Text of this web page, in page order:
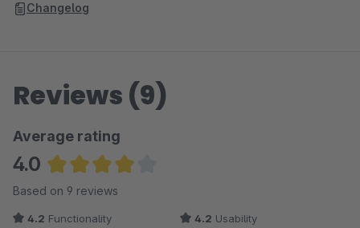
Changelog
Reviews (9)
Average rating
4.0
Average rating of 4 out of 5 stars
Based on 9 reviews
4.2 Functionality 4.2 Usability